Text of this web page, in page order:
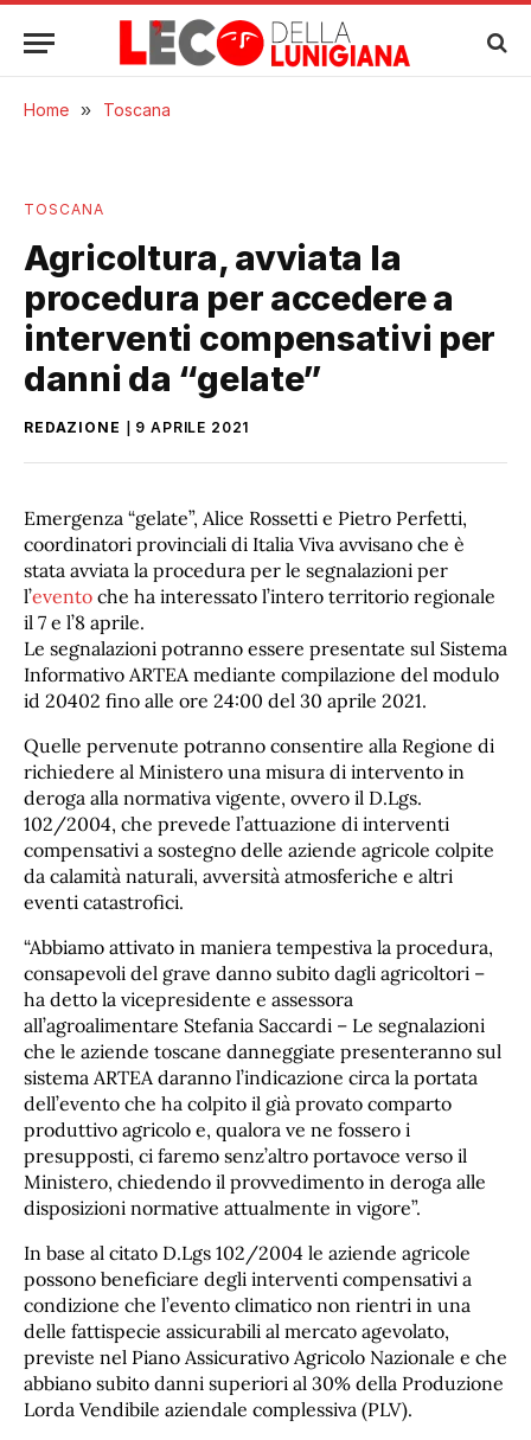
Home » Toscana
TOSCANA
Agricoltura, avviata la
procedura per accedere a
interventi compensativi per
danni da “gelate”
REDAZIONE 9 APRILE 2021
Emergenza “gelate”, Alice Rossetti e Pietro Perfetti,
coordinatori provinciali di Italia Viva avvisano che è
stata avviata la procedura per le segnalazioni per
l’evento che ha interessato l’intero territorio regionale
il 7 e l’8 aprile.
Le segnalazioni potranno essere presentate sul Sistema
Informativo ARTEA mediante compilazione del modulo
id 20402 fino alle ore 24:00 del 30 aprile 2021.
Quelle pervenute potranno consentire alla Regione di
richiedere al Ministero una misura di intervento in
deroga alla normativa vigente, ovvero il D.Lgs.
102/2004, che prevede l’attuazione di interventi
compensativi a sostegno delle aziende agricole colpite
da calamità naturali, avversità atmosferiche e altri
eventi catastrofici.
“Abbiamo attivato in maniera tempestiva la procedura,
consapevoli del grave danno subito dagli agricoltori –
ha detto la vicepresidente e assessora
all’agroalimentare Stefania Saccardi – Le segnalazioni
che le aziende toscane danneggiate presenteranno sul
sistema ARTEA daranno l’indicazione circa la portata
dell’evento che ha colpito il già provato comparto
produttivo agricolo e, qualora ve ne fossero i
presupposti, ci faremo senz’altro portavoce verso il
Ministero, chiedendo il provvedimento in deroga alle
disposizioni normative attualmente in vigore”.
In base al citato D.Lgs 102/2004 le aziende agricole
possono beneficiare degli interventi compensativi a
condizione che l’evento climatico non rientri in una
delle fattispecie assicurabili al mercato agevolato,
previste nel Piano Assicurativo Agricolo Nazionale e che
abbiano subito danni superiori al 30% della Produzione
Lorda Vendibile aziendale complessiva (PLV).